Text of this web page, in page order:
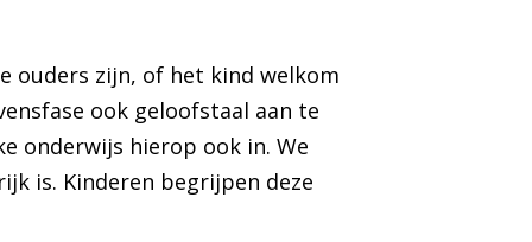
ouders zijn, of het kind welkom
ook geloofstaal aan te
onderwijs hierop ook in. We
is. Kinderen begrijpen deze